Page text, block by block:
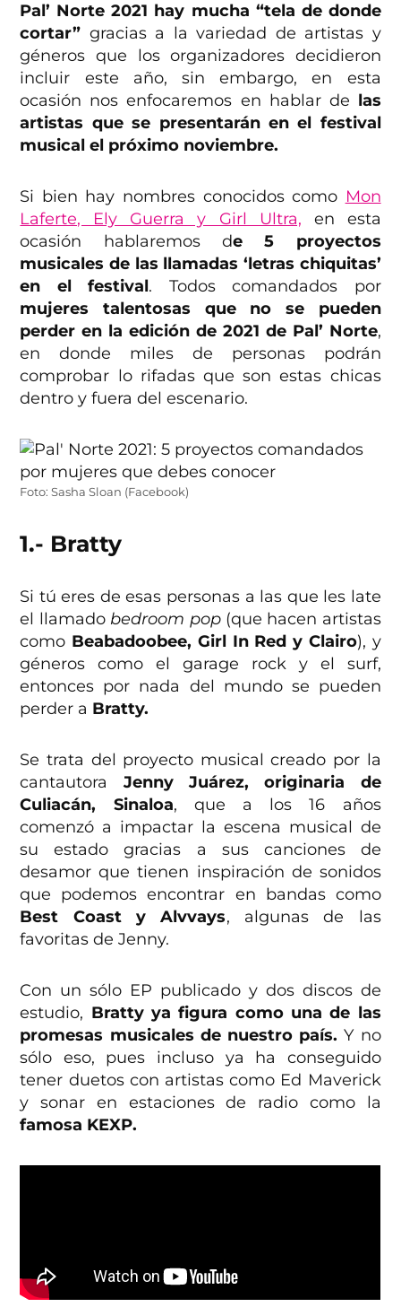
Pal’ Norte 2021 hay mucha “tela de donde
cortar” gracias a la variedad de artistas y
géneros que los organizadores decidieron
incluir este año, sin embargo, en esta
ocasión nos enfocaremos en hablar de las
artistas que se presentarán en el festival
musical el próximo noviembre.
Si bien hay nombres conocidos como Mon
Laferte, Ely Guerra y Girl Ultra, en esta
ocasión hablaremos de 5 proyectos
musicales de las llamadas ‘letras chiquitas’
en el festival. Todos comandados por
mujeres talentosas que no se pueden
perder en la edición de 2021 de Pal’ Norte,
en donde miles de personas podrán
comprobar lo rifadas que son estas chicas
dentro y fuera del escenario.
Foto: Sasha Sloan (Facebook)
1.- Bratty
Si tú eres de esas personas a las que les late
el llamado bedroom pop(que hacen artistas
como Beabadoobee, Girl In Red y Clairo), y
géneros como el garage rock y el surf,
entonces por nada del mundo se pueden
perder a Bratty.
Se trata del proyecto musical creado por la
cantautora
Jenny Juárez, originaria de
Culiacán, Sinaloa, que a los 16 años
comenzó a impactar la escena musical de
su estado gracias a sus canciones de
desamor que tienen inspiración de sonidos
que podemos encontrar en bandas como
Best Coast y Alvvays, algunas de las
favoritas de Jenny.
Con un sólo EP publicado y dos discos de
estudio, Bratty ya figura como una de las
promesas musicales de nuestro país. Y no
sólo eso, pues incluso ya ha conseguido
tener duetos con artistas como Ed Maverick
y sonar en estaciones de radio como la
famosa KEXP.